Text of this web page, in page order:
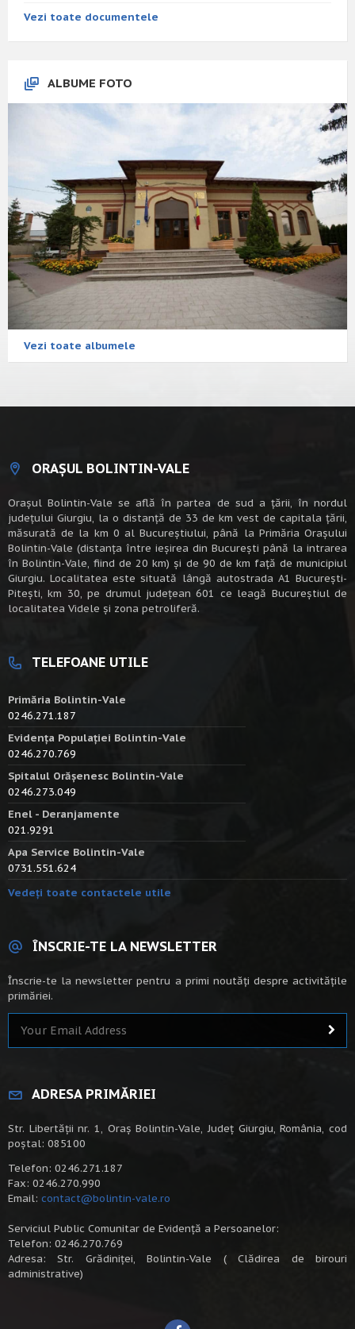
Vezi toate documentele
ALBUME FOTO
Vezi toate albumele
ORAȘUL BOLINTIN-VALE
Oraşul Bolintin-Vale se află în partea de sud a ţării, în nordul
judeţului Giurgiu, la o distanţă de 33 de km vest de capitala țării,
măsurată de la km 0 al Bucureștiului, până la Primăria Orașului
Bolintin-Vale (distanța între ieșirea din București până la intrarea
în Bolintin-Vale, fiind de 20 km) şi de 90 de km faţă de municipiul
Giurgiu. Localitatea este situată lângă autostrada A1 Bucureşti-
Piteşti, km 30, pe drumul judeţean 601 ce leagă Bucureştiul de
localitatea Videle şi zona petroliferă.
TELEFOANE UTILE
Primăria Bolintin-Vale
0246.271.187
Evidența Populației Bolintin-Vale
0246.270.769
Spitalul Orășenesc Bolintin-Vale
0246.273.049
Enel - Deranjamente
021.9291
Apa Service Bolintin-Vale
0731.551.624
Vedeți toate contactele utile
ÎNSCRIE-TE LA NEWSLETTER
Înscrie-te la newsletter pentru a primi noutăți despre activitățile
primăriei.
ADRESA PRIMĂRIEI
Str. Libertății nr. 1, Oraș Bolintin-Vale, Județ Giurgiu, România, cod
poștal: 085100
Telefon: 0246.271.187
Fax: 0246.270.990
Email: contact@bolintin-vale.ro
Serviciul Public Comunitar de Evidență a Persoanelor:
Telefon: 0246.270.769
Adresa: Str. Grădiniței, Bolintin-Vale ( Clădirea de birouri
administrative)